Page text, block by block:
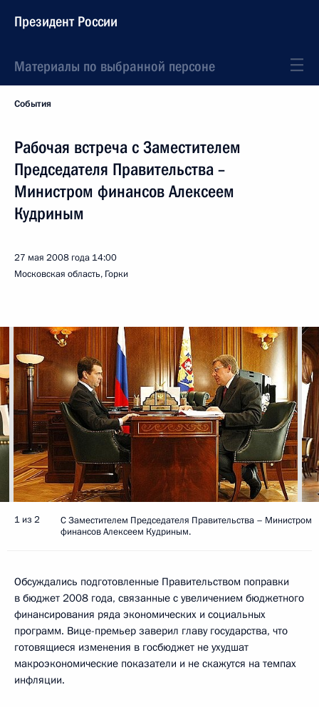
Президент России
Материалы по выбранной персоне
События
Рабочая встреча с Заместителем
Председателя Правительства –
Министром финансов Алексеем
Кудриным
27 мая 2008 года 14:00
Московская область, Горки
1 из 2
С Заместителем Председателя Правительства – Министром
финансов Алексеем Кудриным.
Обсуждались подготовленные Правительством поправки
в бюджет 2008 года, связанные с увеличением бюджетного
финансирования ряда экономических и социальных
программ. Вице-премьер заверил главу государства, что
готовящиеся изменения в госбюджет не ухудшат
макроэкономические показатели и не скажутся на темпах
инфляции.